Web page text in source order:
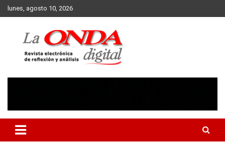
Skip
to
lunes, agosto 10, 2026